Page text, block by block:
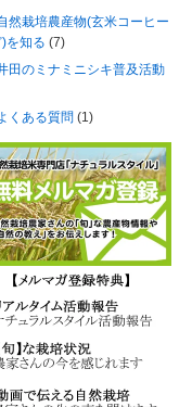
然栽培農産物(玄米コーヒー
を知る (7)
田のミナミニシキ普及活動
くある質問 (1)